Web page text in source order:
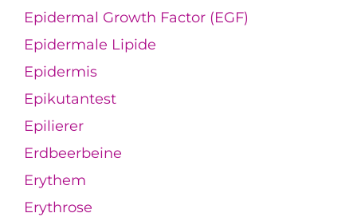
Epidermal Growth Factor (EGF)
Epidermale Lipide
Epidermis
Epikutantest
Epilierer
Erdbeerbeine
Erythem
Erythrose